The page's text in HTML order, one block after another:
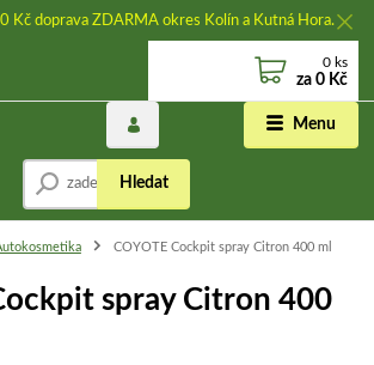
Kč doprava ZDARMA okres Kolín a Kutná Hora.
Menu
Hledat
0 ks
za 0 Kč
COYOTE Cockpit spray Citron 400 ml
spray Citron 400